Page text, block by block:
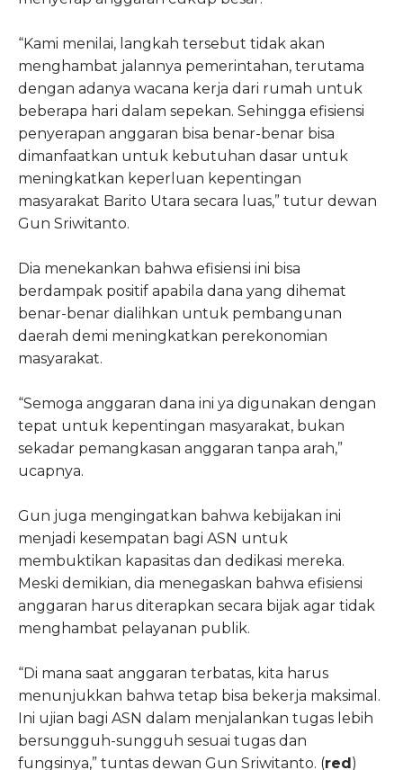
“Kami menilai, langkah tersebut tidak akan
menghambat jalannya pemerintahan, terutama
dengan adanya wacana kerja dari rumah untuk
beberapa hari dalam sepekan. Sehingga efisiensi
penyerapan anggaran bisa benar-benar bisa
dimanfaatkan untuk kebutuhan dasar untuk
meningkatkan keperluan kepentingan
masyarakat Barito Utara secara luas,” tutur dewan
Gun Sriwitanto.
Dia menekankan bahwa efisiensi ini bisa
berdampak positif apabila dana yang dihemat
benar-benar dialihkan untuk pembangunan
daerah demi meningkatkan perekonomian
masyarakat.
“Semoga anggaran dana ini ya digunakan dengan
tepat untuk kepentingan masyarakat, bukan
sekadar pemangkasan anggaran tanpa arah,”
ucapnya.
Gun juga mengingatkan bahwa kebijakan ini
menjadi kesempatan bagi ASN untuk
membuktikan kapasitas dan dedikasi mereka.
Meski demikian, dia menegaskan bahwa efisiensi
anggaran harus diterapkan secara bijak agar tidak
menghambat pelayanan publik.
“Di mana saat anggaran terbatas, kita harus
menunjukkan bahwa tetap bisa bekerja maksimal.
Ini ujian bagi ASN dalam menjalankan tugas lebih
bersungguh-sungguh sesuai tugas dan
fungsinya,” tuntas dewan Gun Sriwitanto. (red )